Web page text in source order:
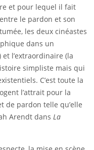
et pour lequel il fait
le pardon et son
les deux cinéastes
dans un
l’extraordinaire (la
simpliste mais qui
C’est toute la
l’attrait pour la
de pardon telle qu’elle
Arendt dans La